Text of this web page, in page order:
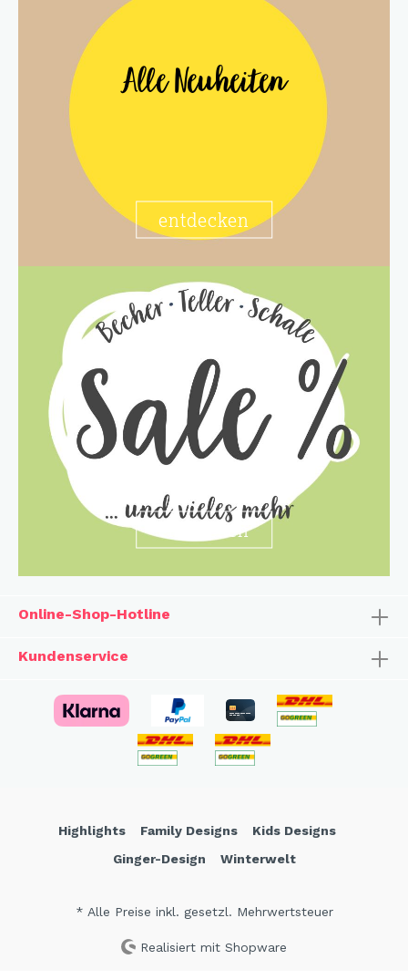
Alle Neuheiten
entdecken
entdecken
Online-Shop-Hotline
Kundenservice
Highlights Family Designs
Kids Designs
Ginger-Design
Winterwelt
* Alle Preise inkl. gesetzl. Mehrwertsteuer
Realisiert mit Shopware